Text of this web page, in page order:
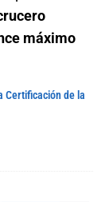
máximo
Certificación de la